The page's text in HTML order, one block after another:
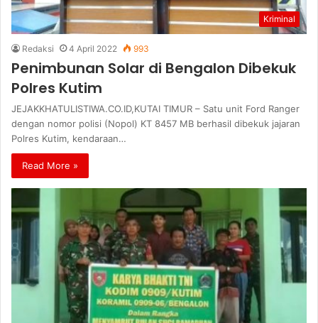
Kriminal
Redaksi 4 April 2022 993
Penimbunan Solar di Bengalon Dibekuk
Polres Kutim
JEJAKKHATULISTIWA.CO.ID,KUTAI TIMUR – Satu unit Ford Ranger
dengan nomor polisi (Nopol) KT 8457 MB berhasil dibekuk jajaran
Polres Kutim, kendaraan…
Read More »